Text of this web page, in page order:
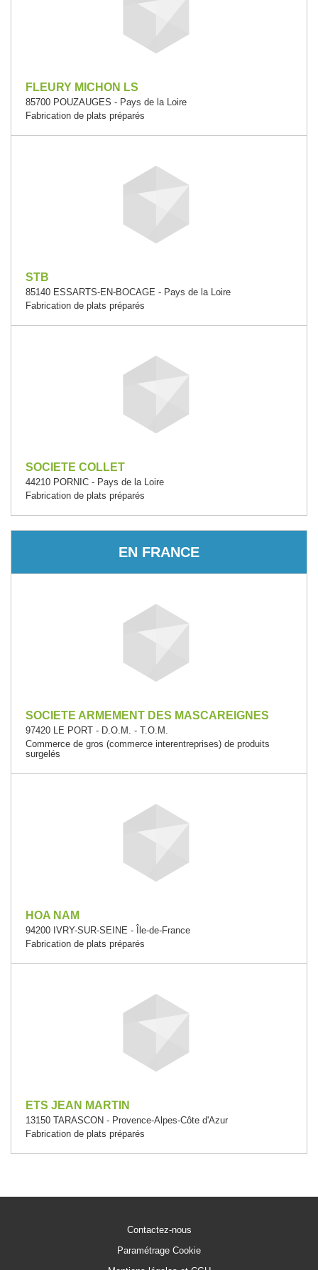
FLEURY MICHON LS
85700 POUZAUGES - Pays de la Loire
Fabrication de plats préparés
STB
85140 ESSARTS-EN-BOCAGE - Pays de la Loire
Fabrication de plats préparés
SOCIETE COLLET
44210 PORNIC - Pays de la Loire
Fabrication de plats préparés
EN FRANCE
SOCIETE ARMEMENT DES MASCAREIGNES
97420 LE PORT - D.O.M. - T.O.M.
Commerce de gros (commerce interentreprises) de produits
surgelés
HOA NAM
94200 IVRY-SUR-SEINE - Île-de-France
Fabrication de plats préparés
ETS JEAN MARTIN
13150 TARASCON - Provence-Alpes-Côte d'Azur
Fabrication de plats préparés
Contactez-nous
Paramétrage Cookie